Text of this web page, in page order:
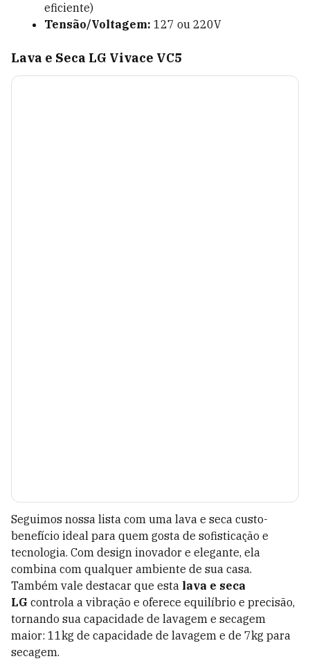
eficiente)
Tensão/Voltagem: 127 ou 220V
Lava e Seca LG Vivace VC5
Seguimos nossa lista com uma lava e seca custo-
benefício ideal para quem gosta de sofisticação e
tecnologia. Com design inovador e elegante, ela
combina com qualquer ambiente de sua casa.
Também vale destacar que esta lava e seca
LG controla a vibração e oferece equilíbrio e precisão,
tornando sua capacidade de lavagem e secagem
maior: 11kg de capacidade de lavagem e de 7kg para
secagem.